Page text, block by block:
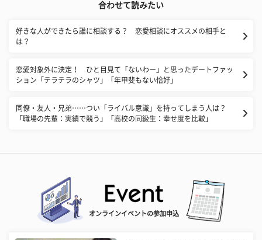
合わせて読みたい
好きな人ができたら誰に相談する？ 恋愛相談にオススメの相手と
は？
恋愛対象外に決定！ ひと目見て「ないわー」と思ったデートファッ
ション「テラテラのシャツ」「年甲斐もない恰好」
同僚・友人・兄弟……つい「ライバル意識」を持ってしまう人は？
「職場の先輩：実績で競う」「高校の同級生：幸せ度を比較」
オンラインイベントの参加申込